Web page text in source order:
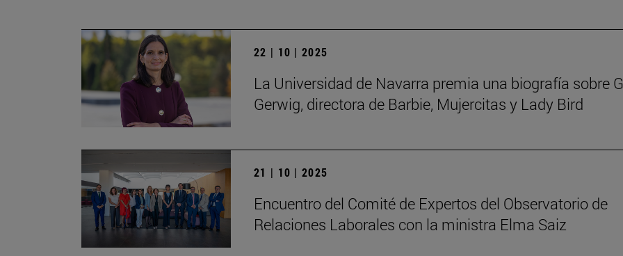
22 | 10 | 2025
La Universidad de Navarra premia una biografía sobre
Gerwig, directora de Barbie, Mujercitas y Lady Bird
21 | 10 | 2025
Encuentro del Comité de Expertos del Observatorio de
Relaciones Laborales con la ministra Elma Saiz